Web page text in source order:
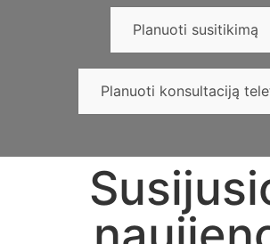
Planuoti susitikimą
Planuoti konsultaciją